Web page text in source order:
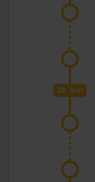
2h 0m